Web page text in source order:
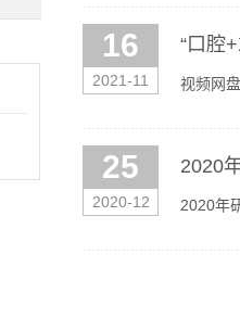
16
2021-11
“口腔
视频网
25
2020-12
2020
2020年